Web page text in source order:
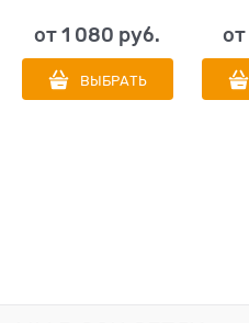
CAT ADULT
Turkey&Sweet
Potato
от1 080 руб.
ВЫБРАТЬ
от